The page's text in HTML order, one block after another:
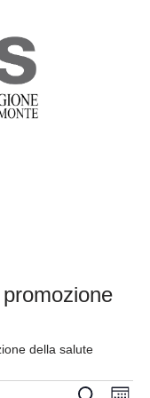
della salute
Cerca